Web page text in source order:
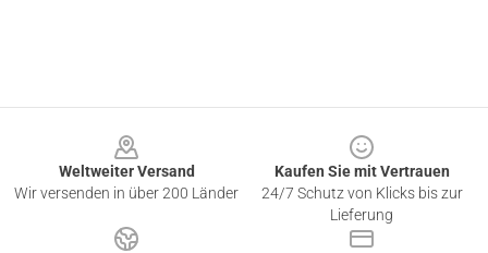
Weltweiter Versand
Wir versenden in über 200 Länder
Kaufen Sie mit Vertrauen
24/7 Schutz von Klicks bis zur
Lieferung